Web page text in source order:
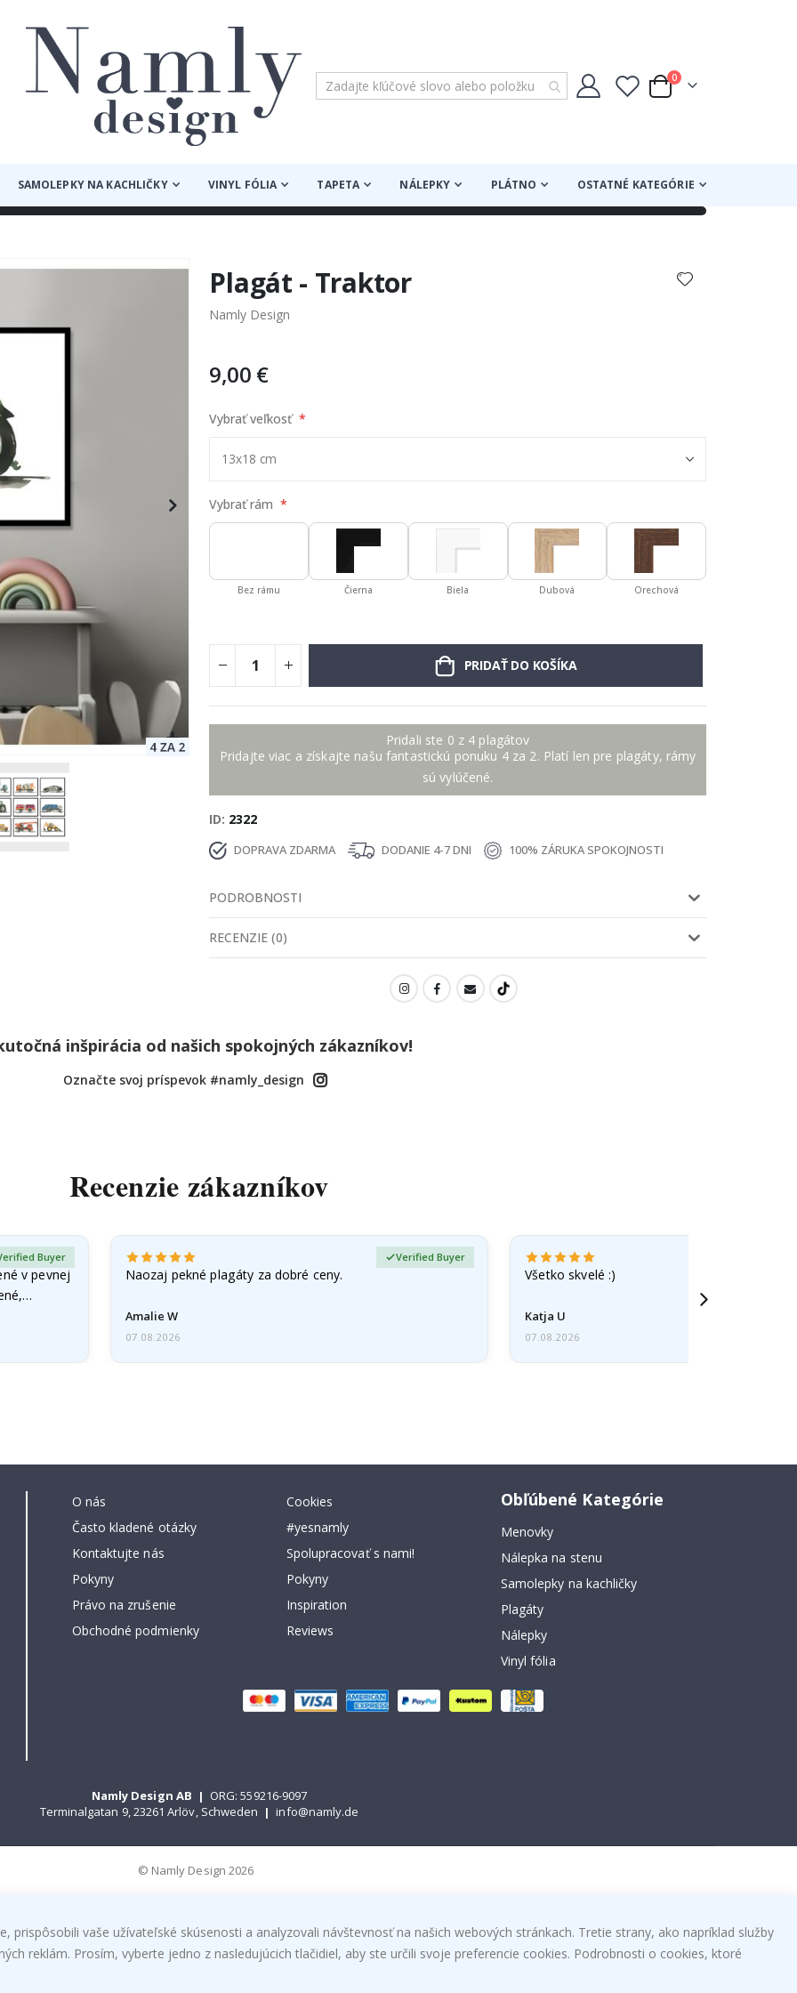
Cart
0položky
SAMOLEPKY NA KACHLIČKY VINYL FÓLIA TAPETA NÁLEPKY PLÁTNO OSTATNÉ KATEGÓRIE
Plagát - Traktor
Namly Design
9,00 €
Vybrať veľkosť
Vybrať rám
Bez rámu Čierna Biela Dubová Orechová
PRIDAŤ DO KOŠÍKA
Pridali ste 0 z 4 plagátov
Pridajte viac a získajte našu fantastickú ponuku 4 za 2. Platí len pre plagáty, rámy
sú vylúčené.
ID 2322
DOPRAVA ZDARMA DODANIE 4-7 DNI 100% ZÁRUKA SPOKOJNOSTI
PODROBNOSTI
RECENZIE (0)
inšpirácia od našich spokojných zákazníkov!
Označte svoj príspevok #namly_design
Recenzie zákazníkov
v pevnej
Buyer
Naozaj pekné plagáty za dobré ceny.
Amalie W
Verified Buyer
07.08.2026
Všetko skvelé :)
Katja U
07.08.2026
O nás
Často kladené otázky
Kontaktujte nás
Pokyny
Právo na zrušenie
Obchodné podmienky
Cookies
#yesnamly
Spolupracovať s nami!
Pokyny
Inspiration
Reviews
Obľúbené Kategórie
Menovky
Nálepka na stenu
Samolepky na kachličky
Plagáty
Nálepky
Vinyl fólia
Namly Design AB | ORG: 559216-9097
Terminalgatan 9, 23261 Arlöv, Schweden | info@namly.de
© Namly Design 2026
prispôsobili vaše užívateľské skúsenosti a analyzovali návštevnosť na našich webových stránkach. Tretie strany, ako napríklad služby
reklám. Prosím, vyberte jedno z nasledujúcich tlačidiel, aby ste určili svoje preferencie cookies. Podrobnosti o cookies, ktoré